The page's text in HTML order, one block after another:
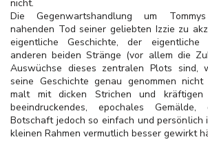
nicht.
Die Gegenwartshandlung um
nahenden Tod seiner geliebten Izzie zu
eigentliche Geschichte, der
anderen beiden Stränge (vor allem die
Auswüchse dieses zentralen Plots sind,
seine Geschichte genau genommen
malt mit dicken Strichen und
beeindruckendes, epochales Gemälde,
Botschaft jedoch so einfach und persönlich
kleinen Rahmen vermutlich besser gewirkt